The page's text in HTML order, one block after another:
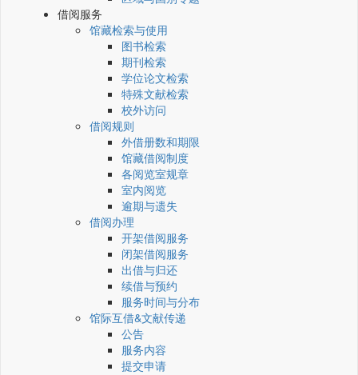
借阅服务
馆藏检索与使用
图书检索
期刊检索
学位论文检索
特殊文献检索
校外访问
借阅规则
外借册数和期限
馆藏借阅制度
各阅览室规章
室内阅览
逾期与遗失
借阅办理
开架借阅服务
闭架借阅服务
出借与归还
续借与预约
服务时间与分布
馆际互借&文献传递
公告
服务内容
提交申请